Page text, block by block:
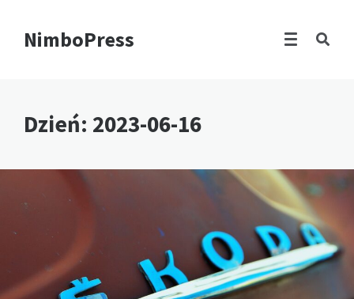
NimboPress
Dzień: 2023-06-16